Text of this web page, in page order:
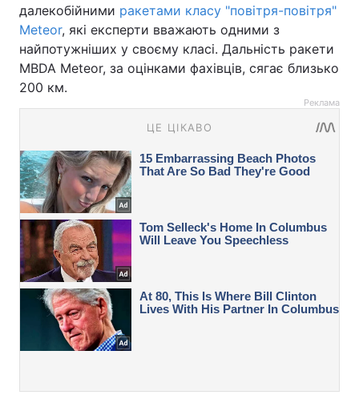
далекобійними ракетами класу "повітря-повітря"
Meteor, які експерти вважають одними з
найпотужніших у своєму класі. Дальність ракети
MBDA Meteor, за оцінками фахівців, сягає близько
200 км.
Реклама